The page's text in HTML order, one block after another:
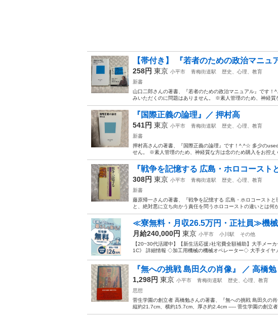
【帯付き】 『若者のための政治マニュ
258円 東京 小平市 青梅街道駅
歴史、心理、教育
新書
山口二郎さんの著書、『若者のための政治マニュアル』です
みいただくのに問題はありません。 ※素人管理のため、神経質
『国際正義の論理』／ 押村高
541円 東京 小平市 青梅街道駅
歴史、心理、教育
新書
押村高さんの著書、『国際正義の論理』です！^.^☆ 多少の
せん。 ※素人管理のため、神経質な方は念のため購入をお控え
『戦争を記憶する 広島・ホロコースト
308円 東京 小平市 青梅街道駅
歴史、心理、教育
新書
藤原帰一さんの著書、『戦争を記憶する 広島・ホロコースト
と、絶対悪に立ち向かう責任を問うホロコーストの違いとは何
≪寮無料・月収26.5万円・正社員≫機
月給240,000円 東京 小平市 小川駅
その他
【20~30代活躍中】【新生活応援♪社宅費全額補助】大手メ
1C》 詳細情報 ◇加工用機械の機械オペレーター◇ 大手タイヤ
『無への挑戦 島田久の肖像』 ／ 高橋勉
1,298円 東京 小平市 青梅街道駅
歴史、心理、教育
思想
菅生学園の創立者 高橋勉さんの著書、『無への挑戦 島田久の
縦約21.7cm、横約15.7cm、厚さ約2.4cm ----- 菅生学園の創立者